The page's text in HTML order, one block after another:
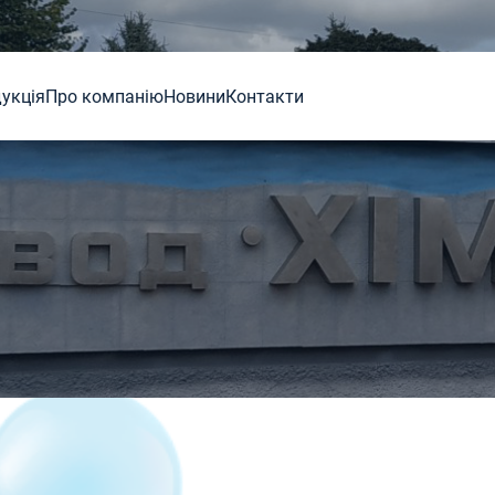
Про компанiюНовиниКонтакти